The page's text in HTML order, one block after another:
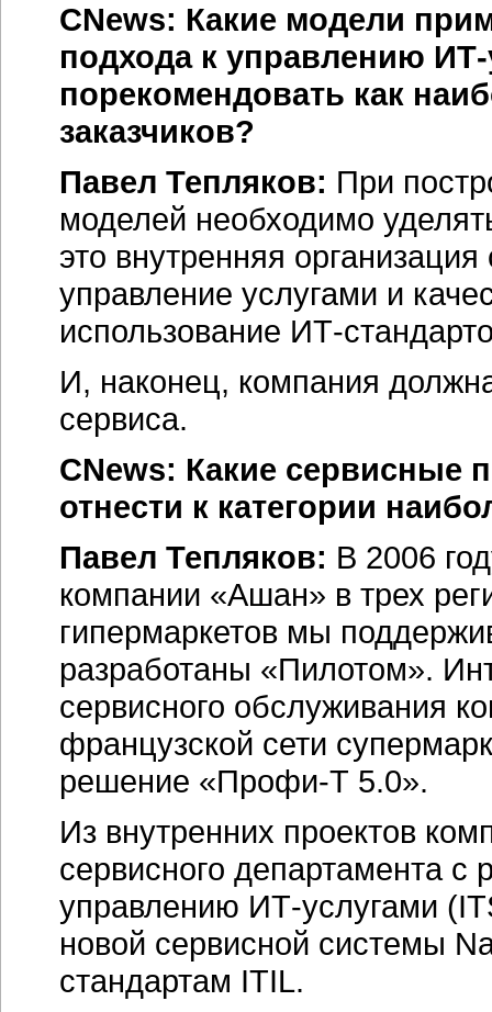
CNews: Какие модели
подхода к управлению
порекомендовать как
заказчиков?
Павел Тепляков: При
моделей необходимо
это внутренняя
управление услугами и
использование ИТ-
И, наконец, компания
сервиса.
CNews: Какие сервисные
отнести к категории
Павел Тепляков: В 2006
компании «Ашан» в трех
гипермаркетов мы
разработаны «Пилотом».
сервисного обслуживания
французской сети
решение «Профи-Т 5.0».
Из внутренних проектов
сервисного департамента с
управлению ИТ-услугами
новой сервисной системы
стандартам ITIL.